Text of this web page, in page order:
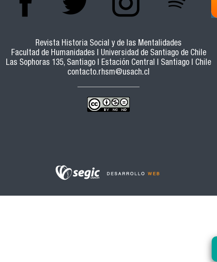
Revista Historia Social y de las Mentalidades
Facultad de Humanidades | Universidad de Santiago de Chile
Las Sophoras 135, Santiago | Estación Central | Santiago | Chile
contacto.rhsm@usach.cl